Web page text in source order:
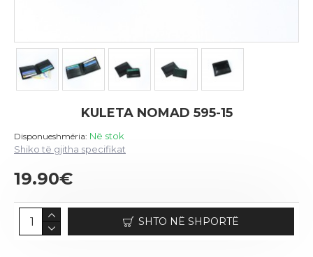
KULETA NOMAD 595-15
Disponueshmëria: Në stok
Shiko të gjitha specifikat
19.90€
SHTO NË SHPORTË